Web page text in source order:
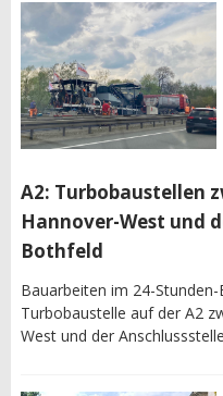
A2: Turbobaustellen
Hannover-West und
Bothfeld
Bauarbeiten im 24-
Turbobaustelle auf der A2
West und der